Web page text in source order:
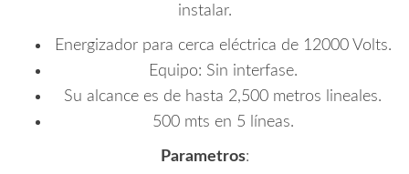
instalar.
Energizador para cerca eléctrica de 12000 Volts.
Equipo: Sin interfase.
Su alcance es de hasta 2,500 metros lineales.
500 mts en 5 líneas.
Parametros: